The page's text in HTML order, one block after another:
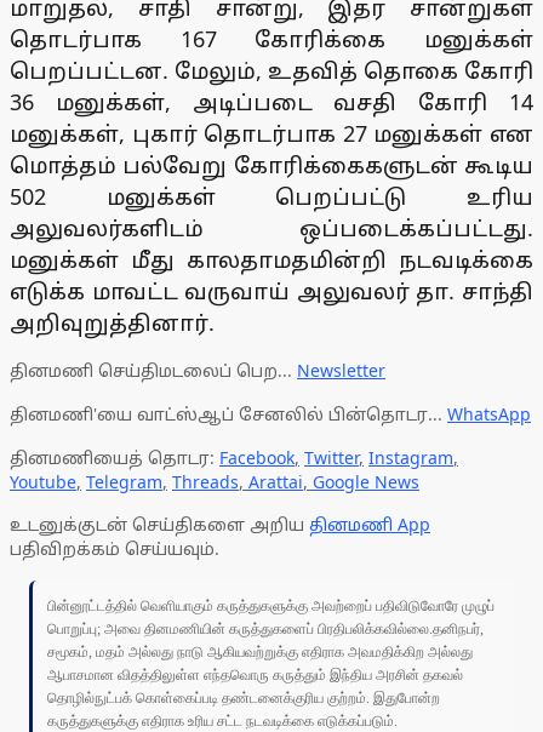
மாறுதல், சாதி சான்று, இதர சான்றுகள்
தொடர்பாக 167 கோரிக்கை மனுக்கள்
பெறப்பட்டன. மேலும், உதவித் தொகை கோரி
36 மனுக்கள், அடிப்படை வசதி கோரி 14
மனுக்கள், புகார் தொடர்பாக 27 மனுக்கள் என
மொத்தம் பல்வேறு கோரிக்கைகளுடன் கூடிய
502 மனுக்கள் பெறப்பட்டு உரிய
அலுவலர்களிடம் ஒப்படைக்கப்பட்டது.
மனுக்கள் மீது காலதாமதமின்றி நடவடிக்கை
எடுக்க மாவட்ட வருவாய் அலுவலர் தா. சாந்தி
அறிவுறுத்தினார்.
தினமணி செய்திமடலைப் பெற... Newsletter
தினமணி'யை வாட்ஸ்ஆப் சேனலில் பின்தொடர... WhatsApp
தினமணியைத் தொடர: Facebook, Twitter, Instagram,
Youtube, Telegram, Threads, Arattai, Google News
உடனுக்குடன் செய்திகளை அறிய தினமணி App
பதிவிறக்கம் செய்யவும்.
பின்னூட்டத்தில் வெளியாகும் கருத்துகளுக்கு அவற்றைப் பதிவிடுவோரே முழுப்
பொறுப்பு; அவை தினமணியின் கருத்துகளைப் பிரதிபலிக்கவில்லை.தனிநபர்,
சமூகம், மதம் அல்லது நாடு ஆகியவற்றுக்கு எதிராக அவமதிக்கிற அல்லது
ஆபாசமான விதத்திலுள்ள எந்தவொரு கருத்தும் இந்திய அரசின் தகவல்
தொழில்நுட்பக் கொள்கைப்படி தண்டனைக்குரிய குற்றம். இதுபோன்ற
கருத்துகளுக்கு எதிராக உரிய சட்ட நடவடிக்கை எடுக்கப்படும்.